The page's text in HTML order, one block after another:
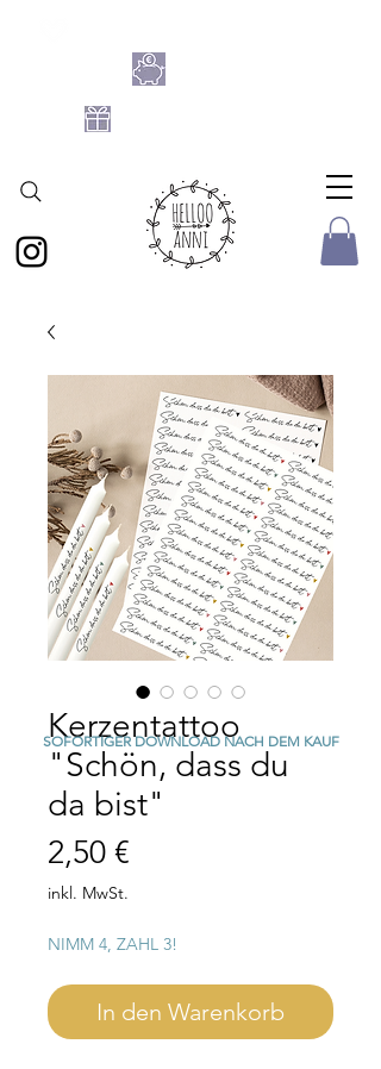
Kerzentattoo
"Schön, dass du
da bist"
2,50 €
inkl. MwSt.
NIMM 4, ZAHL 3!
In den Warenkorb
SOFORTIGER DOWNLOAD NACH DEM KAUF